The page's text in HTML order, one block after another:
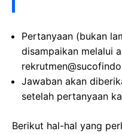
Pertanyaan (bukan
disampaikan melalui
Jawaban akan
setelah pertanyaan
Berikut hal-hal yang